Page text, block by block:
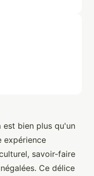
est bien plus qu'un
expérience
savoir-faire
Ce délice